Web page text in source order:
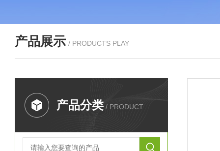
产品展示 / PRODUCTS PLAY
产品分类 / PRODUCT